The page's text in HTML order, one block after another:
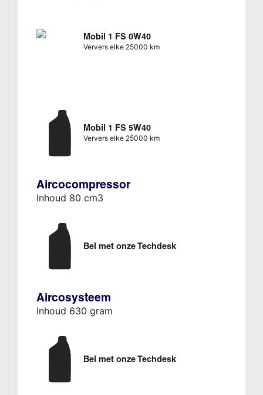
Mobil 1 FS 0W40
Ververs elke 25000 km
Mobil 1 FS 5W40
Ververs elke 25000 km
Aircocompressor
Inhoud 80 cm3
Bel met onze Techdesk
Aircosysteem
Inhoud 630 gram
Bel met onze Techdesk